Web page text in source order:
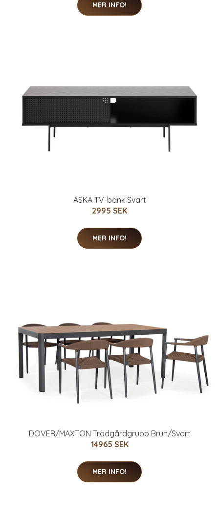
MER INFO!
ASKA TV-bänk Svart
2995 SEK
MER INFO!
DOVER/MAXTON Trädgårdgrupp Brun/Svart
14965 SEK
MER INFO!